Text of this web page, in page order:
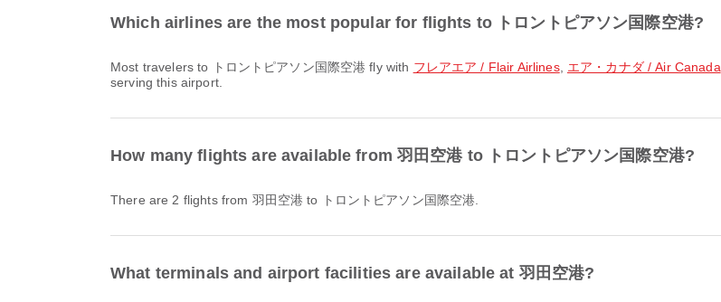
Which airlines are the most popular for flights to トロントピアソン国際空港?
Most travelers to トロントピアソン国際空港 fly with フレアエア / Flair Airlines, エア・カナダ / Air Canada
serving this airport.
How many flights are available from 羽田空港 to トロントピアソン国際空港?
There are 2 flights from 羽田空港 to トロントピアソン国際空港.
What terminals and airport facilities are available at 羽田空港?